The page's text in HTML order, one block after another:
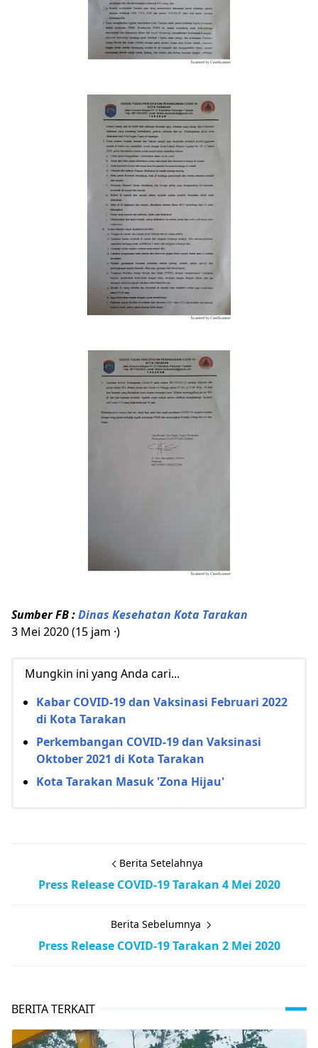
Sumber FB :Dinas Kesehatan Kota Tarakan
3 Mei 2020 (15 jam ·)
Mungkin ini yang Anda cari...
Kabar COVID-19 dan Vaksinasi Februari 2022
di Kota Tarakan
Perkembangan COVID-19 dan Vaksinasi
Oktober 2021 di Kota Tarakan
Kota Tarakan Masuk 'Zona Hijau'
Berita Setelahnya
Press Release COVID-19 Tarakan 4 Mei 2020
Berita Sebelumnya
Press Release COVID-19 Tarakan 2 Mei 2020
BERITA TERKAIT